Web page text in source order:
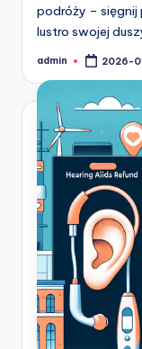
podróży – sięgnij
lustro swojej
Posted
admin 2026-